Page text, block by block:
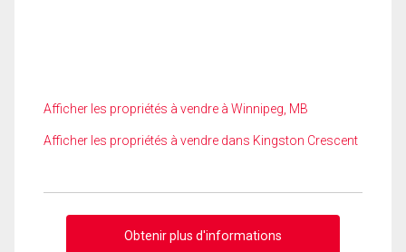
Afficher les propriétés à vendre à Winnipeg, MB
Afficher les propriétés à vendre dans Kingston Crescent
Obtenir plus d'informations